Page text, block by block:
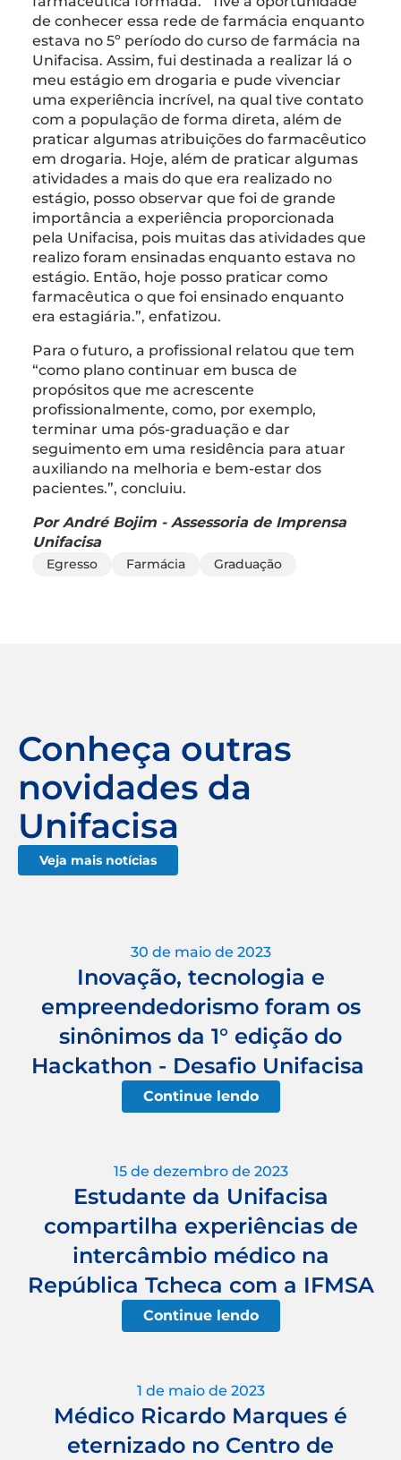
de conhecer essa rede de farmácia enquanto
estava no 5º período do curso de farmácia na
Unifacisa. Assim, fui destinada a realizar lá o
meu estágio em drogaria e pude vivenciar
uma experiência incrível, na qual tive contato
com a população de forma direta, além de
praticar algumas atribuições do farmacêutico
em drogaria. Hoje, além de praticar algumas
atividades a mais do que era realizado no
estágio, posso observar que foi de grande
importância a experiência proporcionada
pela Unifacisa, pois muitas das atividades que
realizo foram ensinadas enquanto estava no
estágio. Então, hoje posso praticar como
farmacêutica o que foi ensinado enquanto
era estagiária.”, enfatizou.
Para o futuro, a profissional relatou que tem
“como plano continuar em busca de
propósitos que me acrescente
profissionalmente, como, por exemplo,
terminar uma pós-graduação e dar
seguimento em uma residência para atuar
auxiliando na melhoria e bem-estar dos
pacientes.”, concluiu.
Por André Bojim - Assessoria de Imprensa
Unifacisa
Egresso Farmácia Graduação
Conheça outras
novidades da
Unifacisa
Veja mais notícias
30 de maio de 2023
Inovação, tecnologia e
empreendedorismo foram os
sinônimos da 1° edição do
Hackathon - Desafio Unifacisa
Continue lendo
15 de dezembro de 2023
Estudante da Unifacisa
compartilha experiências de
intercâmbio médico na
República Tcheca com a IFMSA
Continue lendo
1 de maio de 2023
Médico Ricardo Marques é
eternizado no Centro de